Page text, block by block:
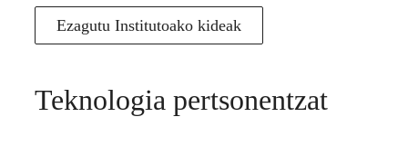
Ezagutu Institutoako kideak
Teknologia pertsonentzat